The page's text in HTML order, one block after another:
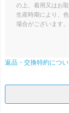
の上、着用又はお取
生産時期により、
場合がございます
返品・交換特約につ